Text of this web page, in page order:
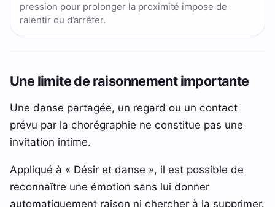
pression pour prolonger la proximité impose de
ralentir ou d’arrêter.
Une limite de raisonnement importante
Une danse partagée, un regard ou un contact
prévu par la chorégraphie ne constitue pas une
invitation intime.
Appliqué à « Désir et danse », il est possible de
reconnaître une émotion sans lui donner
automatiquement raison ni chercher à la supprimer.